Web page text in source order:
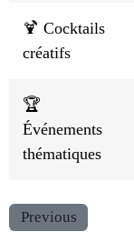
🍹 Cocktails
créatifs
🏆
Événements
thématiques
Previous